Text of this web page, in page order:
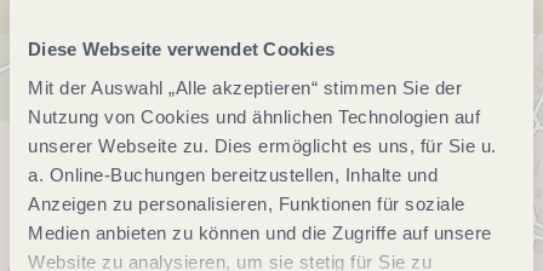
Diese Webseite verwendet Cookies
Mit der Auswahl „Alle akzeptieren“ stimmen Sie der
Nutzung von Cookies und ähnlichen Technologien auf
unserer Webseite zu. Dies ermöglicht es uns, für Sie u.
a. Online-Buchungen bereitzustellen, Inhalte und
Anzeigen zu personalisieren, Funktionen für soziale
Medien anbieten zu können und die Zugriffe auf unsere
Website zu analysieren, um sie stetig für Sie zu